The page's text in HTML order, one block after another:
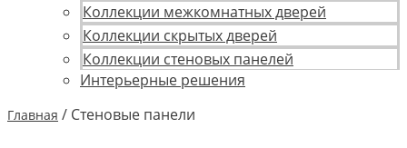
Коллекции межкомнатных дверей
Коллекции скрытых дверей
Коллекции стеновых панелей
Интерьерные решения
Главная / Стеновые панели